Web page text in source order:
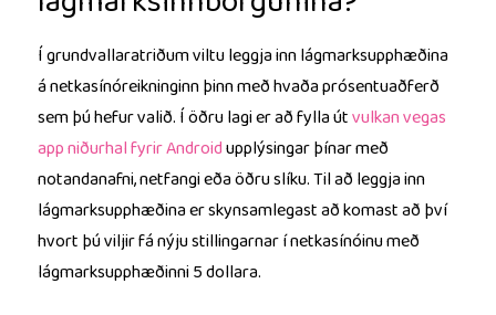
Í grundvallaratriðum viltu leggja inn lágmarksupphæðina
á netkasínóreikninginn þinn með hvaða prósentuaðferð
sem þú hefur valið. Í öðru lagi er að fylla útvulkan vegas
app niðurhal fyrir Androidupplýsingar þínar með
notandanafni, netfangi eða öðru slíku. Til að leggja inn
lágmarksupphæðina er skynsamlegast að komast að því
hvort þú viljir fá nýju stillingarnar í netkasínóinu með
lágmarksupphæðinni 5 dollara.